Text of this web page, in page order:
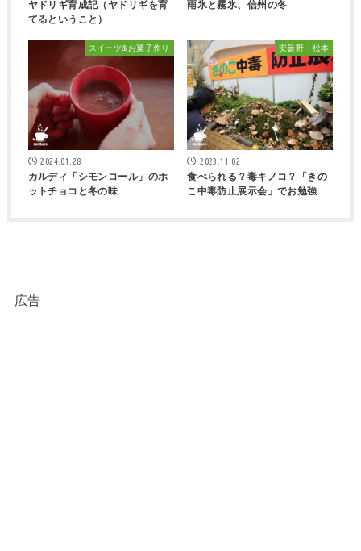
ヤドリギ育成記（ヤドリギを育
てるということ）
雨氷と霧氷、信州の冬
スイーツ&お菓子作り
2024.01.28
カルディ「シモンコール」のホ
ットチョコと冬の味
安曇野・松本
2023.11.02
食べられる？毒キノコ？「きの
こ中毒防止展示会」でお勉強
広告